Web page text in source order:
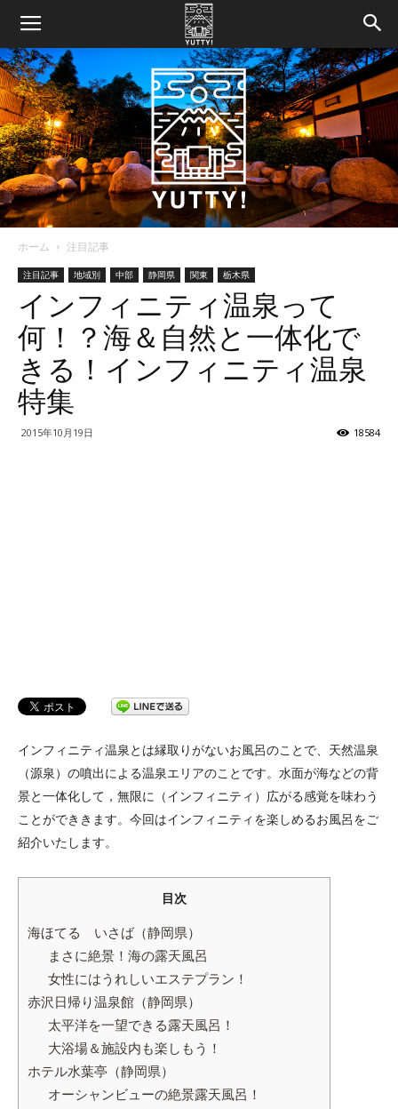
Yutty!
【ユ
ホーム 注目記事
注目記事 地域別 中部 静岡県 関東 栃木県
インフィニティ温泉って
何！？海＆自然と一体化で
きる！インフィニティ温泉
特集
2015年10月19日 18584
インフィニティ温泉とは縁取りがないお風呂のことで、天然温泉
（源泉）の噴出による温泉エリアのことです。水面が海などの背
景と一体化して，無限に（インフィニティ）広がる感覚を味わう
ことができきます。今回はインフィニティを楽しめるお風呂をご
紹介いたします。
目次
海ほてる いさば（静岡県）
まさに絶景！海の露天風呂
女性にはうれしいエステプラン！
赤沢日帰り温泉館（静岡県）
太平洋を一望できる露天風呂！
大浴場＆施設内も楽しもう！
ホテル水葉亭（静岡県）
オーシャンビューの絶景露天風呂！